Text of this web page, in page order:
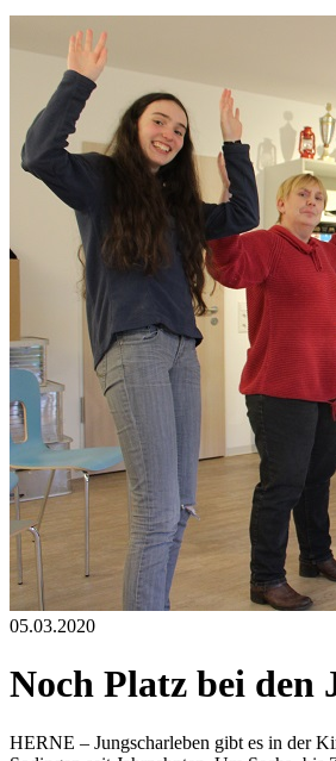
05.03.2020
Noch Platz bei den
HERNE – Jungscharleben gibt es in der